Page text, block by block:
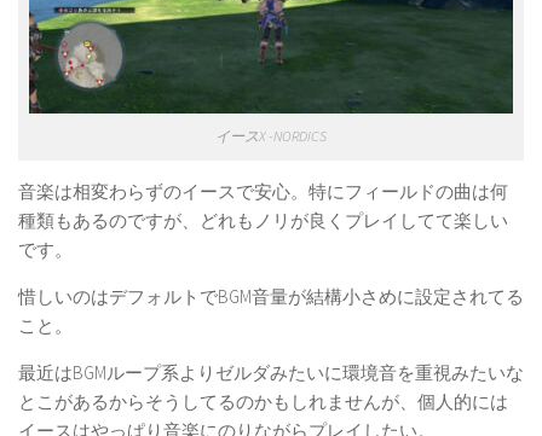
イースX -NORDICS
音楽は相変わらずのイースで安心。特にフィールドの曲は何
種類もあるのですが、どれもノリが良くプレイしてて楽しい
です。
惜しいのはデフォルトでBGM音量が結構小さめに設定されてる
こと。
最近はBGMループ系よりゼルダみたいに環境音を重視みたいな
とこがあるからそうしてるのかもしれませんが、個人的には
イースはやっぱり音楽にのりながらプレイしたい。